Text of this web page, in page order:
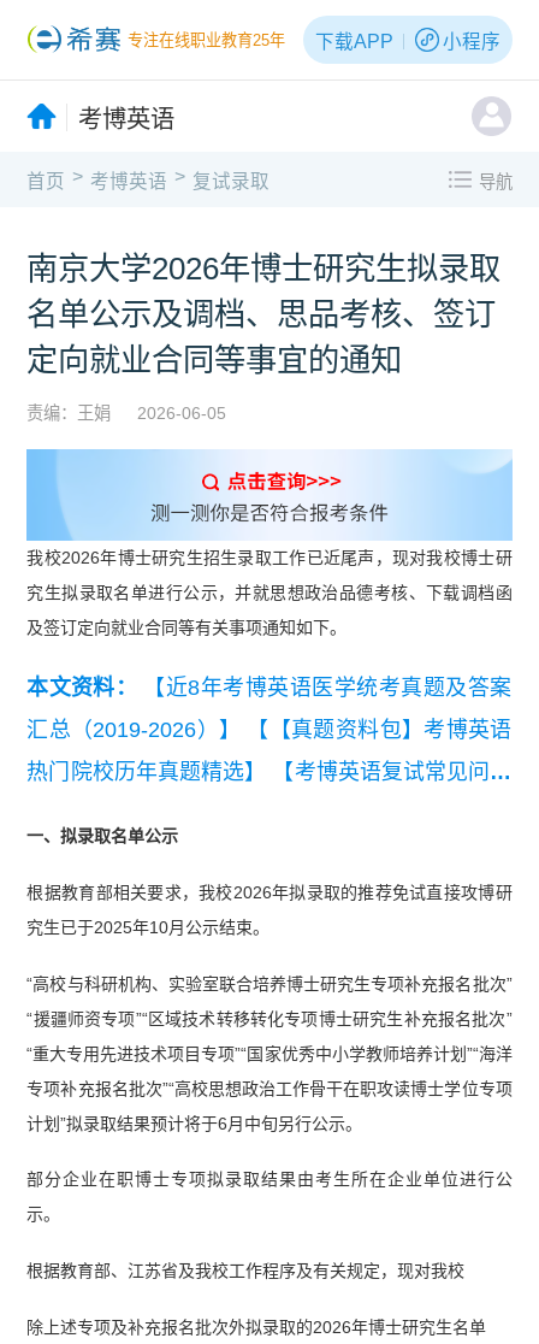
专注在线职业教育25年 下载APP 小程序
考博英语
首页 > 考博英语 > 复试录取 导航
南京大学2026年博士研究生拟录取
名单公示及调档、思品考核、签订
定向就业合同等事宜的通知
责编：王娟 2026-06-05
我校2026年博士研究生招生录取工作已近尾声，现对我校博士研
究生拟录取名单进行公示，并就思想政治品德考核、下载调档函
及签订定向就业合同等有关事项通知如下。
本文资料：
【近8年考博英语医学统考真题及答案
汇总（2019-2026）】
【【真题资料包】考博英语
热门院校历年真题精选】
【考博英语复试常见问题
英语高频词】
一、拟录取名单公示
根据教育部相关要求，我校2026年拟录取的推荐免试直接攻博研
究生已于2025年10月公示结束。
“高校与科研机构、实验室联合培养博士研究生专项补充报名批次”
“援疆师资专项”“区域技术转移转化专项博士研究生补充报名批次”
“重大专用先进技术项目专项”“国家优秀中小学教师培养计划”“海洋
专项补充报名批次”“高校思想政治工作骨干在职攻读博士学位专项
计划”拟录取结果预计将于6月中旬另行公示。
部分企业在职博士专项拟录取结果由考生所在企业单位进行公
示。
根据教育部、江苏省及我校工作程序及有关规定，现对我校
除上述专项及补充报名批次外拟录取的2026年博士研究生名单